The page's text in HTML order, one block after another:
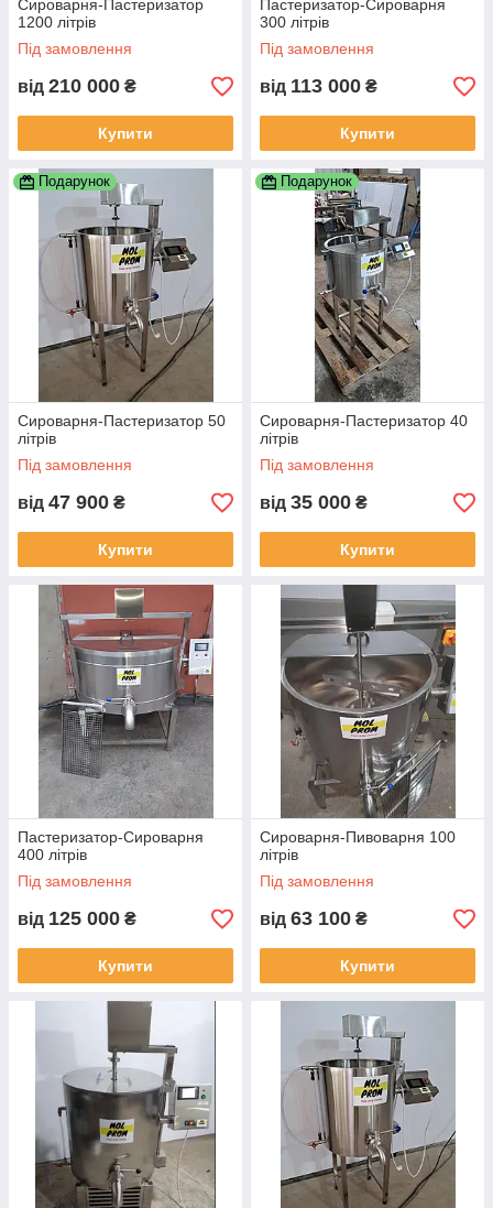
Сироварня-Пастеризатор
1200 літрів
Під замовлення
від 210 000 ₴
Купити
Пастеризатор-Сироварня
300 літрів
Під замовлення
від 113 000 ₴
Купити
Подарунок
Сироварня-Пастеризатор 50
літрів
Під замовлення
від 47 900 ₴
Купити
Подарунок
Сироварня-Пастеризатор 40
літрів
Під замовлення
від 35 000 ₴
Купити
Пастеризатор-Сироварня
400 літрів
Під замовлення
від 125 000 ₴
Купити
Сироварня-Пивоварня 100
літрів
Під замовлення
від 63 100 ₴
Купити